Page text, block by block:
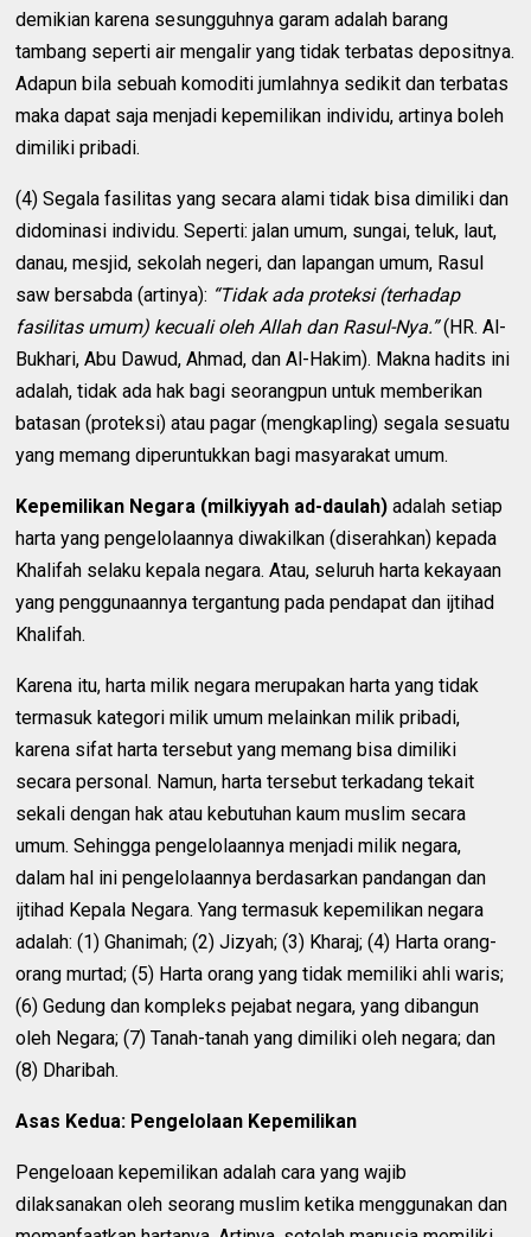
demikian karena sesungguhnya garam adalah barang
tambang seperti air mengalir yang tidak terbatas depositnya.
Adapun bila sebuah komoditi jumlahnya sedikit dan terbatas
maka dapat saja menjadi kepemilikan individu, artinya boleh
dimiliki pribadi.
(4) Segala fasilitas yang secara alami tidak bisa dimiliki dan
didominasi individu. Seperti: jalan umum, sungai, teluk, laut,
danau, mesjid, sekolah negeri, dan lapangan umum, Rasul
saw bersabda (artinya): “Tidak ada proteksi (terhadap
fasilitas umum) kecuali oleh Allah dan Rasul-Nya.”(HR. Al-
Bukhari, Abu Dawud, Ahmad, dan Al-Hakim). Makna hadits ini
adalah, tidak ada hak bagi seorangpun untuk memberikan
batasan (proteksi) atau pagar (mengkapling) segala sesuatu
yang memang diperuntukkan bagi masyarakat umum.
Kepemilikan Negara (milkiyyah ad-daulah) adalah setiap
harta yang pengelolaannya diwakilkan (diserahkan) kepada
Khalifah selaku kepala negara. Atau, seluruh harta kekayaan
yang penggunaannya tergantung pada pendapat dan ijtihad
Khalifah.
Karena itu, harta milik negara merupakan harta yang tidak
termasuk kategori milik umum melainkan milik pribadi,
karena sifat harta tersebut yang memang bisa dimiliki
secara personal. Namun, harta tersebut terkadang tekait
sekali dengan hak atau kebutuhan kaum muslim secara
umum. Sehingga pengelolaannya menjadi milik negara,
dalam hal ini pengelolaannya berdasarkan pandangan dan
ijtihad Kepala Negara. Yang termasuk kepemilikan negara
adalah: (1) Ghanimah; (2) Jizyah; (3) Kharaj; (4) Harta orang-
orang murtad; (5) Harta orang yang tidak memiliki ahli waris;
(6) Gedung dan kompleks pejabat negara, yang dibangun
oleh Negara; (7) Tanah-tanah yang dimiliki oleh negara; dan
(8) Dharibah.
Asas Kedua: Pengelolaan Kepemilikan
Pengeloaan kepemilikan adalah cara yang wajib
dilaksanakan oleh seorang muslim ketika menggunakan dan